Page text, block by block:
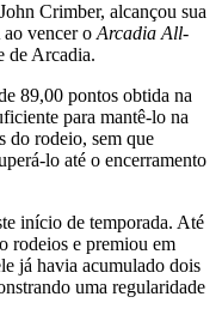
Crimber, alcançou sua
vencer o Arcadia All-
de Arcadia.
89,00 pontos obtida na
para mantê-lo na
do rodeio, sem que
lo até o encerramento
início de temporada. Até
rodeios e premiou em
já havia acumulado dois
uma regularidade